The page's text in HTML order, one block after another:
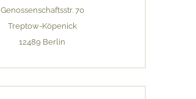
Genossenschaftsstr. 70
Treptow-Köpenick
12489 Berlin